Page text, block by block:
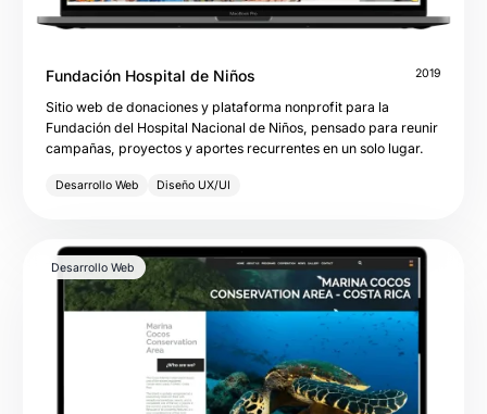
Fundación Hospital de Niños 2019
Sitio web de donaciones y plataforma nonprofit para la
Fundación del Hospital Nacional de Niños, pensado para reunir
campañas, proyectos y aportes recurrentes en un solo lugar.
Desarrollo Web Diseño UX/UI
Desarrollo Web